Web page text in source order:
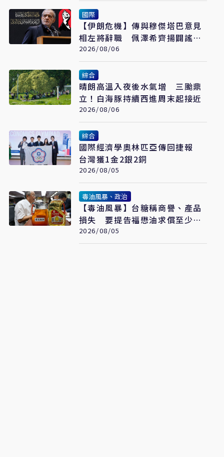
國際
【伊朗危機】傳與穆傑塔巴意見
相左將辭職 佩澤希齊揚闢謠堅
稱會繼續總統職務
2026/08/06
綜合
晴朗高溫入夜後水氣增 三颱鼎
立！白海豚持續西進周末起接近
2026/08/06
綜合
國際經濟學奧林匹亞傳回捷報
台灣獲1金2銀2銅
2026/08/05
毒油風暴、政治
【毒油風暴】台糖稱商譽、產品
損失 要提告福懋油求償至少
2.43億元
2026/08/05